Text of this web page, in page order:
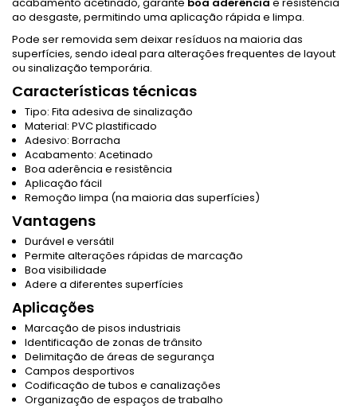
ao desgaste, permitindo uma aplicação rápida e limpa.
Pode ser removida sem deixar resíduos na maioria das
superfícies, sendo ideal para alterações frequentes de layout
ou sinalização temporária.
Características técnicas
Tipo: Fita adesiva de sinalização
Material: PVC plastificado
Adesivo: Borracha
Acabamento: Acetinado
Boa aderência e resistência
Aplicação fácil
Remoção limpa (na maioria das superfícies)
Vantagens
Durável e versátil
Permite alterações rápidas de marcação
Boa visibilidade
Adere a diferentes superfícies
Aplicações
Marcação de pisos industriais
Identificação de zonas de trânsito
Delimitação de áreas de segurança
Campos desportivos
Codificação de tubos e canalizações
Organização de espaços de trabalho